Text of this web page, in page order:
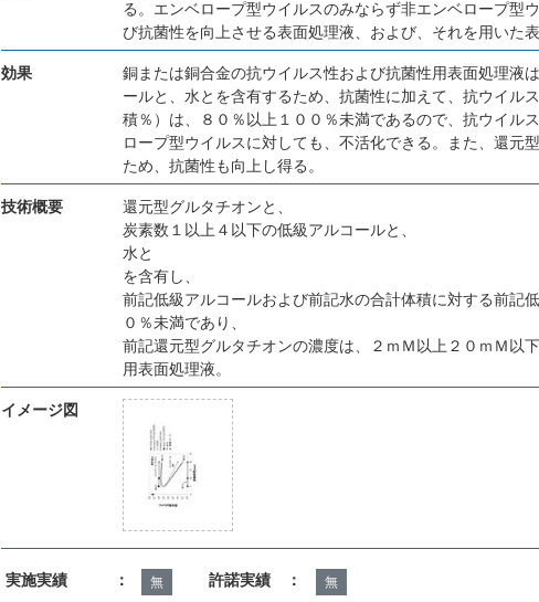
る。エンベロープ型ウイルスのみならず非エンベロープ型
び抗菌性を向上させる表面処理液、および、それを用いた
効果
銅または銅合金の抗ウイルス性および抗菌性用表面処理液
ールと、水とを含有するため、抗菌性に加えて、抗ウイル
積％）は、８０％以上１００％未満であるので、抗ウイル
ロープ型ウイルスに対しても、不活化できる。また、還元
ため、抗菌性も向上し得る。
技術概要
還元型グルタチオンと、
炭素数１以上４以下の低級アルコールと、
水と
を含有し、
前記低級アルコールおよび前記水の合計体積に対する前記
０％未満であり、
前記還元型グルタチオンの濃度は、２ｍＭ以上２０ｍＭ以
用表面処理液。
イメージ図
実施実績 ： 無 許諾実績 ： 無